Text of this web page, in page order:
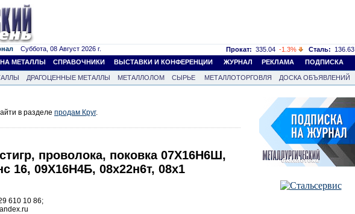
Суббота, 08 Август 2026 г. Прокат: 335.04 -1.3% Сталь: 136.63
МЕТАЛЛЫ СПРАВОЧНИКИ ВЫСТАВКИ И КОНФЕРЕНЦИИ ЖУРНАЛ РЕКЛАМА ПОДПИСКА
ДРАГОЦЕННЫЕ МЕТАЛЛЫ МЕТАЛЛОЛОМ СЫРЬЕ МЕТАЛЛОТОРГОВЛЯ
ДОСКА ОБЪЯВЛЕНИЙ
в разделе продам Круг.
проволока, поковка 07Х16Н6Ш,
16, 09Х16Н4Б, 08х22н6т, 08х1
610 10 86;